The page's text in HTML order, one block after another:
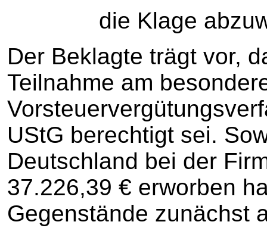
die Klage
Der Beklagte trägt vor,
Teilnahme am
UStG berechtigt sei.
Deutschland bei der
37.226,39 € erworben
Gegenstände zunächst